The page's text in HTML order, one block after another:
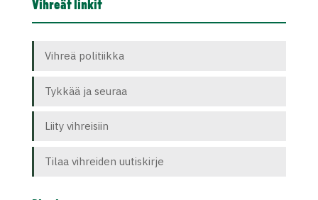
Vihreät linkit
Vihreä politiikka
Tykkää ja seuraa
Liity vihreisiin
Tilaa vihreiden uutiskirje